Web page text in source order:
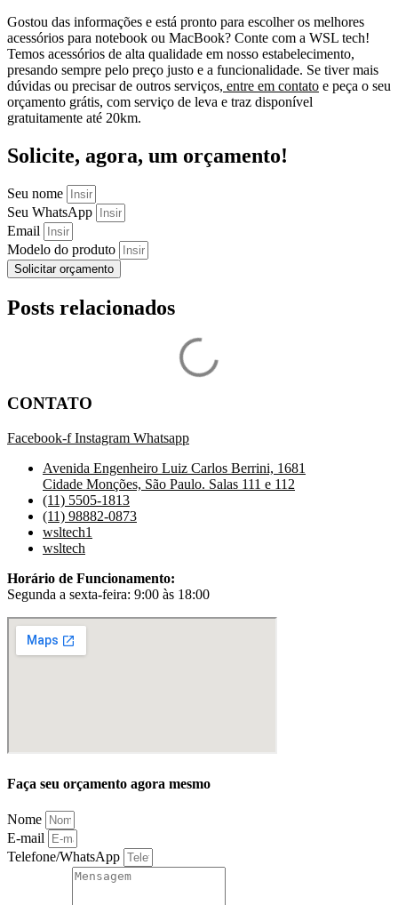
Gostou das informações e está pronto para escolher os melhores
acessórios para notebook ou MacBook? Conte com a WSL tech!
Temos acessórios de alta qualidade em nosso estabelecimento,
presando sempre pelo preço justo e a funcionalidade. Se tiver mais
dúvidas ou precisar de outros serviços, entre em contato e peça o seu
orçamento grátis, com serviço de leva e traz disponível
gratuitamente até 20km.
Solicite, agora, um orçamento!
Seu nome
Seu WhatsApp
Email
Modelo do produto
Solicitar orçamento
Posts relacionados
CONTATO
Facebook-f Instagram Whatsapp
Avenida Engenheiro Luiz Carlos Berrini, 1681
Cidade Monções, São Paulo. Salas 111 e 112
(11) 5505-1813
(11) 98882-0873
wsltech1
wsltech
Horário de Funcionamento:
Segunda a sexta-feira: 9:00 às 18:00
Faça seu orçamento agora mesmo
Nome
E-mail
Telefone/WhatsApp